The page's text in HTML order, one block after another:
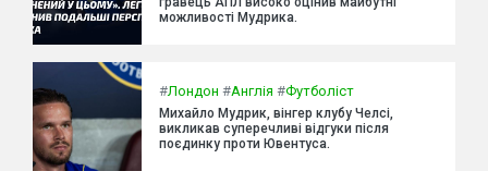
можливості Мудрика.
#Лондон #Англія #Футболіст
Михайло Мудрик, вінгер клубу Челсі,
викликав суперечливі відгуки після
поєдинку проти Ювентуса.